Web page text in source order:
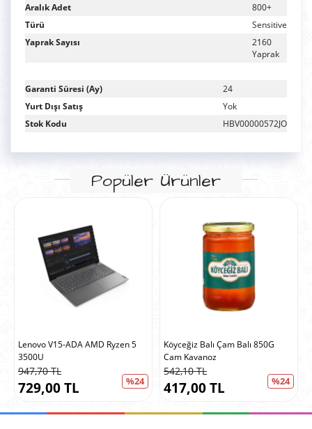
Aralık Adet
800+
Türü
Sensitive
Yaprak Sayısı
2160
Yaprak
Garanti Süresi (Ay)
24
Yurt Dışı Satış
Yok
Stok Kodu
HBV00000572JO
Popüler Ürünler
Lenovo V15-ADA AMD Ryzen 5
3500U
947,70 TL
%24
729,00 TL
Köyceğiz Balı Çam Balı 850G
Cam Kavanoz
542,10 TL
%24
417,00 TL